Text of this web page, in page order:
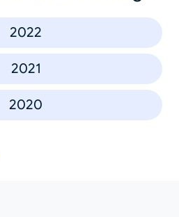
2022
2021
2020